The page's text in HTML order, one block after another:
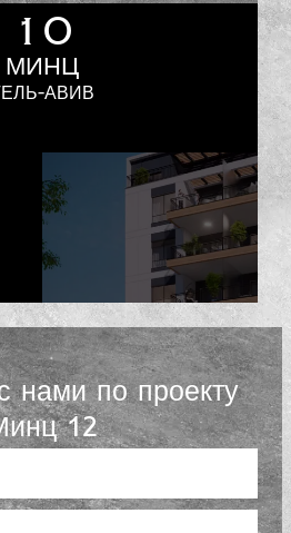
10
МИНЦ
АВИВ
нами по проекту
12